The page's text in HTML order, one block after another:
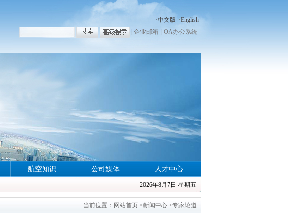
·中文版 ·English
企业邮箱 OA办公系统
2026年8月7日 星期五
航空知识 公司媒体 人才中心
当前位置： 网站首页 >新闻中心 >专家论道